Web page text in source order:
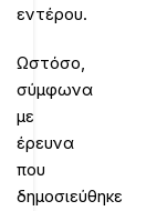
εντέρου.
Ωστόσο,
σύμφωνα
με
έρευνα
που
δημοσιεύθηκε